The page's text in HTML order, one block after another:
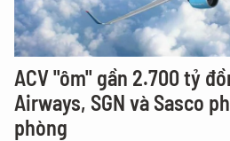
ACV "ôm" gần 2.700 tỷ
Airways, SGN và Sasco
phòng